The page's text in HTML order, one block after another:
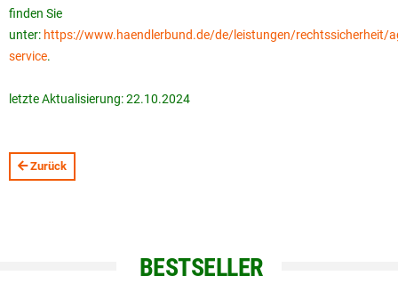
finden Sie
unter: https://www.haendlerbund.de/de/leistungen/rechtssicherheit/
service.
letzte Aktualisierung: 22.10.2024
Zurück
BESTSELLER